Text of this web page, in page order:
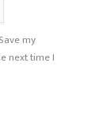
Save my
next time I